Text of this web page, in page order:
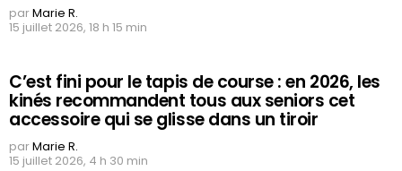
parMarie R.
15 juillet 2026, 18 h 15 min
C’est fini pour le tapis de course : en 2026, les
kinés recommandent tous aux seniors cet
accessoire qui se glisse dans un tiroir
parMarie R.
15 juillet 2026, 4 h 30 min